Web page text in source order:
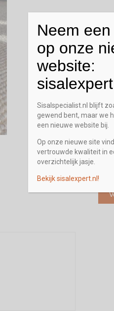
Neem
op onze
website:
Sisalspecialist.nl blijft
gewend bent, maar we
een nieuwe website bij.
Op onze nieuwe site
vertrouwde kwaliteit in
overzichtelijk jasje.
Bekijk sisalexpert.nl!